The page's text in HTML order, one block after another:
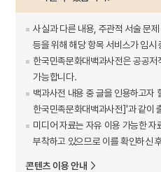
사실과 다른 내용, 주관적 서술 문
등을 위해 해당 항목 서비스가 임시
한국민족문화대백과사전은 공공
가능합니다.
백과사전 내용 중 글을 인용하고자
한국민족문화대백과사전]'과 같이
미디어 자료는 자유 이용 가능한
부착하고 있으므로 이를 확인하신
콘텐츠 이용 안내